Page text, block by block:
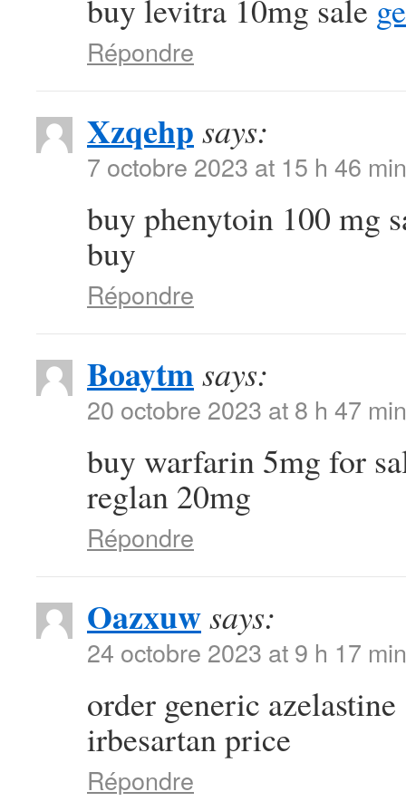
buy levitra 10mg sale
Répondre
Xzqehp says:
7 octobre 2023 at 15 h 46 min
buy phenytoin 100 mg
buy
Répondre
Boaytmsays:
20 octobre 2023 at 8 h 47 min
buy warfarin 5mg for
reglan 20mg
Répondre
Oazxuwsays:
24 octobre 2023 at 9 h 17 min
order generic
irbesartan price
Répondre